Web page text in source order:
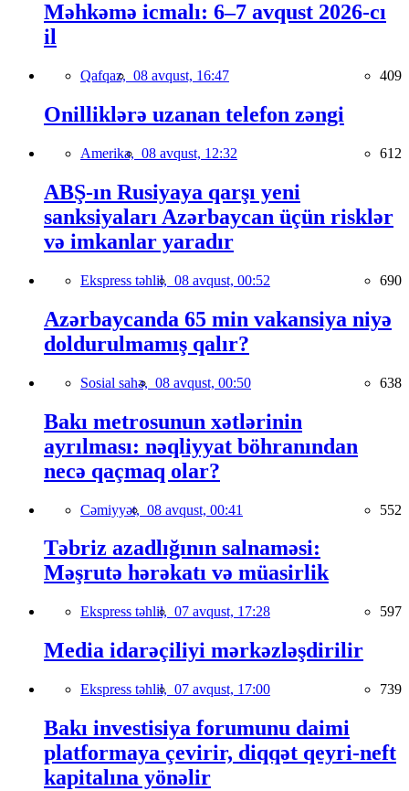
Məhkəmə icmalı: 6–7 avqust 2026-cı
il
Qafqaz, 08 avqust, 16:47 409
Onilliklərə uzanan telefon zəngi
Amerika, 08 avqust, 12:32 612
ABŞ-ın Rusiyaya qarşı yeni
sanksiyaları Azərbaycan üçün risklər
və imkanlar yaradır
Ekspress təhlil, 08 avqust, 00:52 690
Azərbaycanda 65 min vakansiya niyə
doldurulmamış qalır?
Sosial sahə, 08 avqust, 00:50 638
Bakı metrosunun xətlərinin
ayrılması: nəqliyyat böhranından
necə qaçmaq olar?
Cəmiyyət, 08 avqust, 00:41 552
Təbriz azadlığının salnaməsi:
Məşrutə hərəkatı və müasirlik
Ekspress təhlil, 07 avqust, 17:28 597
Media idarəçiliyi mərkəzləşdirilir
Ekspress təhlil, 07 avqust, 17:00 739
Bakı investisiya forumunu daimi
platformaya çevirir, diqqət qeyri-neft
kapitalına yönəlir